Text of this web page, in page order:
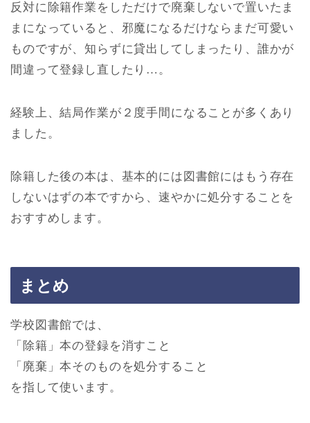
反対に除籍作業をしただけで廃棄しないで置いたま
まになっていると、邪魔になるだけならまだ可愛い
ものですが、知らずに貸出してしまったり、誰かが
間違って登録し直したり…。
経験上、結局作業が２度手間になることが多くあり
ました。
除籍した後の本は、基本的には図書館にはもう存在
しないはずの本ですから、速やかに処分することを
おすすめします。
まとめ
学校図書館では、
「除籍」本の登録を消すこと
「廃棄」本そのものを処分すること
を指して使います。